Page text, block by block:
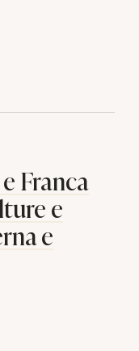
Franca
e
e